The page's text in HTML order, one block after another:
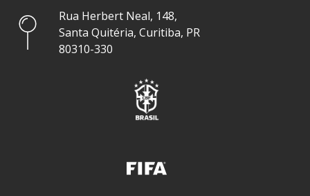
Rua Herbert Neal, 148,
Santa Quitéria, Curitiba, PR
80310-330